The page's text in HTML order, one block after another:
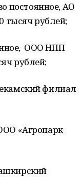
постоянное, АО
тысяч рублей;
ООО НПП
рублей;
филиал
«Агропарк